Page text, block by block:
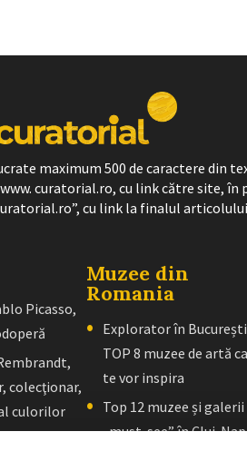
maximum 500 de caractere din
curatorial.ro, cu link către site, în
cu link la finalul
Picasso,
colecţionar,
culorilor
Muzee din
Romania
Explorator în
TOP 8 muzee de artă
te vor inspira
Top 12 muzee și galerii
„must-see” în Cluj-